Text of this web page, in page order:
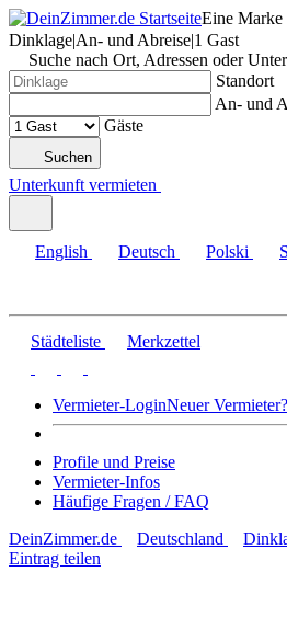
Eine Marke
Dinklage|An- und Abreise|1 Gast
Suche nach Ort, Adressen oder
Standort
An- und
Gäste
Suchen
Unterkunft vermieten
English Deutsch Polski
Städteliste Merkzettel
Vermieter-LoginNeuer
Profile und Preise
Vermieter-Infos
Häufige Fragen / FAQ
DeinZimmer.de
Deutschland
Eintrag teilen